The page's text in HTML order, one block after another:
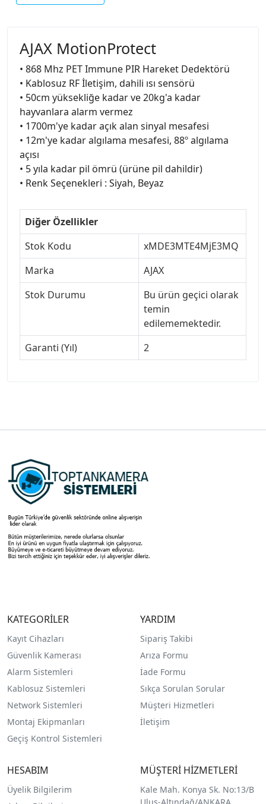
AJAX MotionProtect
• 868 Mhz PET Immune PIR Hareket Dedektörü
• Kablosuz RF İletişim, dahili ısı sensörü
• 50cm yüksekliğe kadar ve 20kg'a kadar
hayvanlara alarm vermez
• 1700m'ye kadar açık alan sinyal mesafesi
• 12m'ye kadar algılama mesafesi, 88º algılama
açısı
• 5 yıla kadar pil ömrü (ürüne pil dahildir)
• Renk Seçenekleri : Siyah, Beyaz
Diğer Özellikler
Stok Kodu
xMDE3MTE4MjE3MQ
Marka
AJAX
Stok Durumu
Bu ürün geçici olarak
temin
edilememektedir.
Garanti (Yıl)
2
KATEGORİLER
Kayıt Cihazları
Güvenlik Kamerası
Alarm Sistemleri
Kablosuz Sistemleri
Network Sistemleri
Montaj Ekipmanları
Geçiş Kontrol Sistemleri
YARDIM
Sipariş Takibi
Arıza Formu
İade Formu
Sıkça Sorulan Sorular
Müşteri Hizmetleri
İletişim
HESABIM
Üyelik Bilgilerim
MÜŞTERİ HİZMETLERİ
Kale Mah. Konya Sk. No:13/B